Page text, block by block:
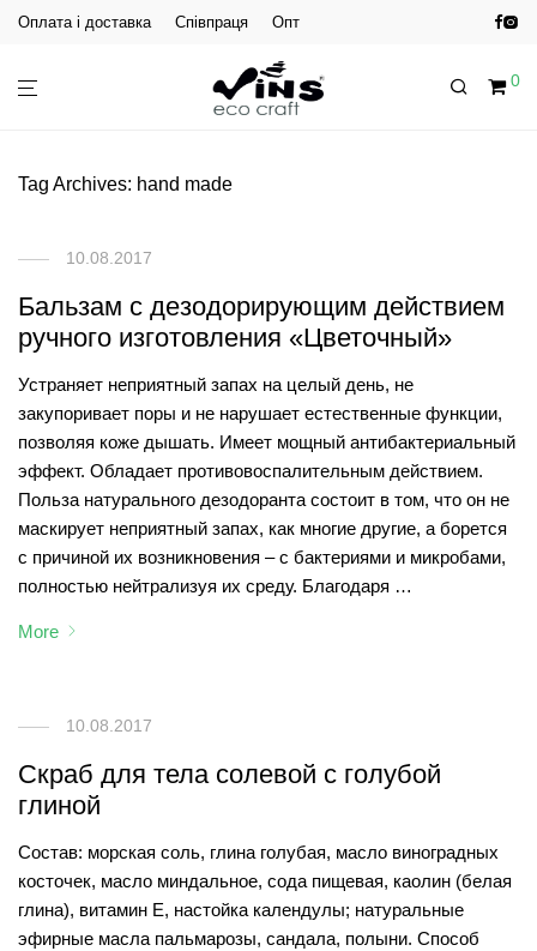
Оплата і доставка Співпраця Опт
0
Tag Archives: hand made
10.08.2017
Бальзам с дезодорирующим действием
ручного изготовления «Цветочный»
Устраняет неприятный запах на целый день, не
закупоривает поры и не нарушает естественные функции,
позволяя коже дышать. Имеет мощный антибактериальный
эффект. Обладает противовоспалительным действием.
Польза натурального дезодоранта состоит в том, что он не
маскирует неприятный запах, как многие другие, а борется
с причиной их возникновения – с бактериями и микробами,
полностью нейтрализуя их среду. Благодаря …
More
10.08.2017
Скраб для тела солевой с голубой
глиной
Состав: морская соль, глина голубая, масло виноградных
косточек, масло миндальное, сода пищевая, каолин (белая
глина), витамин Е, настойка календулы; натуральные
эфирные масла пальмарозы, сандала, полыни. Способ